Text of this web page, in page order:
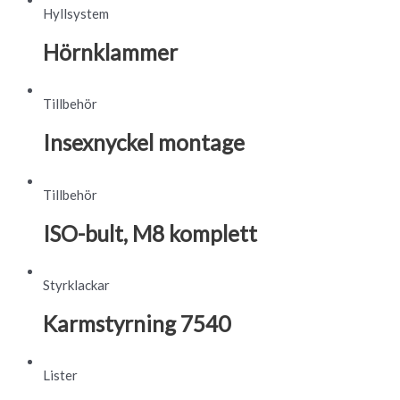
Hyllsystem
Hörnklammer
Tillbehör
Insexnyckel montage
Tillbehör
ISO-bult, M8 komplett
Styrklackar
Karmstyrning 7540
Lister